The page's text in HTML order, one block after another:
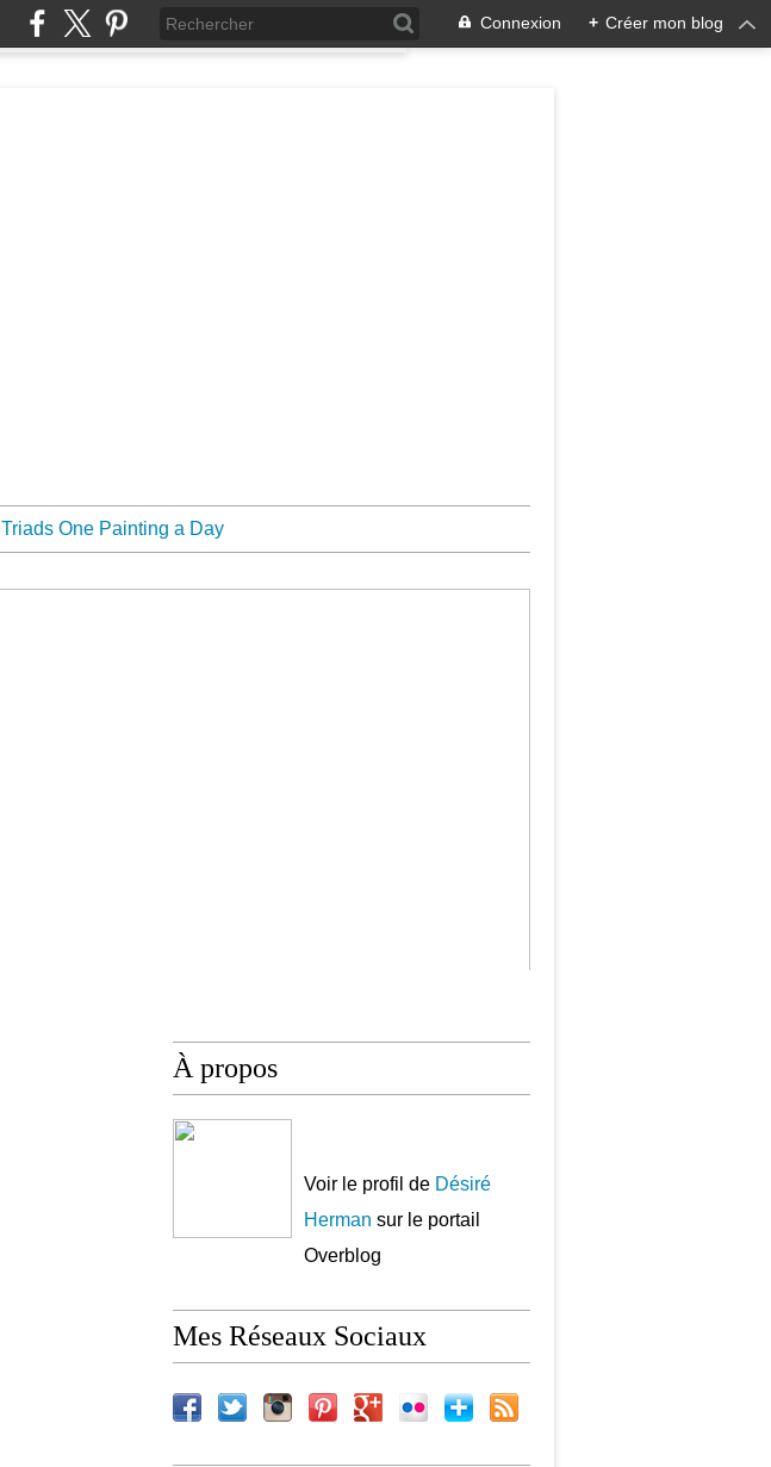
Connexion + Créer mon blog
Triads One Painting a Day
À propos
Voir le profil de Désiré
Herman sur le portail
Overblog
Mes Réseaux Sociaux